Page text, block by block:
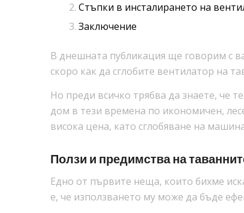
Стъпки в инсталирането на
Заключение
В днешната публикация ще говорим с
скоро как да сглобите вентилатор на
Но преди всичко трябва да знаете, че
дом в тези времена по икономичен,
висока цена, като сглобяване на
Ползи и предимства на
Едно от първите неща, които бихме
е, че използването му може да бъде